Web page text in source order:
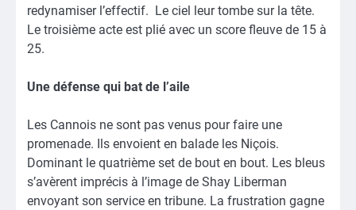
redynamiser l’effectif. Le ciel leur tombe sur la tête.
Le troisième acte est plié avec un score fleuve de 15 à
25.
Une défense qui bat de l’aile
Les Cannois ne sont pas venus pour faire une
promenade. Ils envoient en balade les Niçois.
Dominant le quatrième set de bout en bout. Les bleus
s’avèrent imprécis à l’image de Shay Liberman
envoyant son service en tribune. La frustration gagne